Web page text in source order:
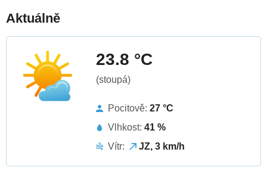
Aktuálně
23.8 °C
(stoupá)
Pocitově: 27 °C
Vlhkost: 41 %
Vítr:
JZ, 3 km/h